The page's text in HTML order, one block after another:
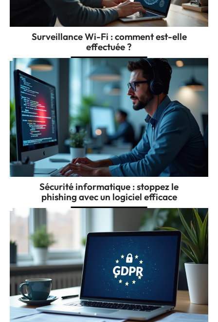
Surveillance Wi-Fi : comment est-elle
effectuée ?
Sécurité informatique : stoppez le
phishing avec un logiciel efficace